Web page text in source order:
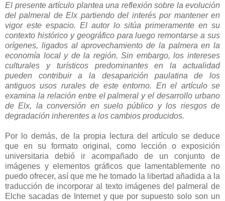
El presente artículo plantea una reflexión sobre la evolución
del palmeral de Elx partiendo del interés por mantener en
vigor este espacio. El autor lo sitúa primeramente en su
contexto histórico y geográfico para luego remontarse a sus
orígenes, ligados al aprovechamiento de la palmera en la
economía local y de la región. Sin embargo, los intereses
culturales y turísticos predominantes en la actualidad
pueden contribuir a la desaparición paulatina de los
antiguos usos rurales de este entorno. En el artículo se
examina la relación entre el palmeral y el desarrollo urbano
de Elx, la conversión en suelo público y los riesgos de
degradación inherentes a los cambios producidos.
Por lo demás, de la propia lectura del artículo se deduce
que en su formato original, como lección o exposición
universitaria debió ir acompañado de un conjunto de
imágenes y elementos gráficos que lamentablemente no
puedo ofrecer, así que me he tomado la libertad añadida a la
traducción de incorporar al texto imágenes del palmeral de
Elche sacadas de Internet y que por supuesto solo son un